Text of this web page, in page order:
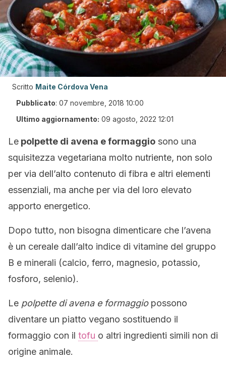
Scritto Maite Córdova Vena
Pubblicato: 07 novembre, 2018 10:00
Ultimo aggiornamento: 09 agosto, 2022 12:01
Le polpette di avena e formaggio sono una
squisitezza vegetariana molto nutriente, non solo
per via dell’alto contenuto di fibra e altri elementi
essenziali, ma anche per via del loro elevato
apporto energetico.
Dopo tutto, non bisogna dimenticare che l’avena
è un cereale dall’alto indice di vitamine del gruppo
B e minerali (calcio, ferro, magnesio, potassio,
fosforo, selenio).
Le polpette di avena e formaggiopossono
diventare un piatto vegano sostituendo il
formaggio con il tofu o altri ingredienti simili non di
origine animale.